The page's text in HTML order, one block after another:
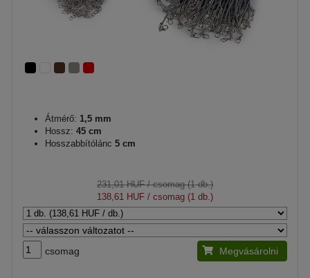
Átmérő: 1,5 mm
Hossz: 45 cm
Hosszabbítólánc 5 cm
231,01 HUF/ csomag (1 db.)
138,61 HUF / csomag (1 db.)
csomag Megvásárolni